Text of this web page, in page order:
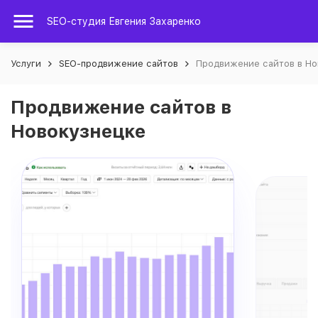
SEO-студия Евгения Захаренко
Услуги SEO-продвижение сайтов Продвижение сайтов в
Продвижение сайтов в
Новокузнецке